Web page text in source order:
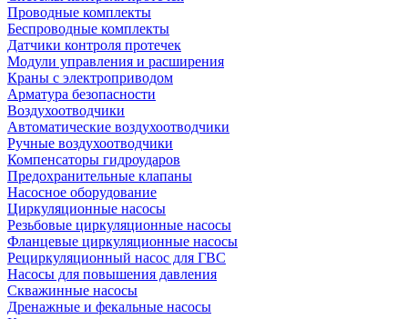
Проводные комплекты
Беспроводные комплекты
Датчики контроля протечек
Модули управления и расширения
Краны с электроприводом
Арматура безопасности
Воздухоотводчики
Автоматические воздухоотводчики
Ручные воздухоотводчики
Компенсаторы гидроударов
Предохранительные клапаны
Насосное оборудование
Циркуляционные насосы
Резьбовые циркуляционные насосы
Фланцевые циркуляционные насосы
Рециркуляционный насос для ГВС
Насосы для повышения давления
Скважинные насосы
Дренажные и фекальные насосы